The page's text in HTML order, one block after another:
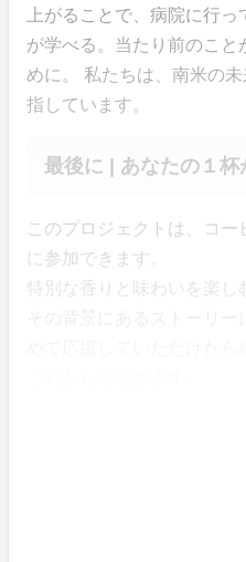
上がることで、病院に行
が学べる。当たり前のこと
めに。 私たちは、南米の
指しています。
最後に | あなたの１
このプロジェクトは、コ
に参加できます。
特別な香りと味わいを楽し